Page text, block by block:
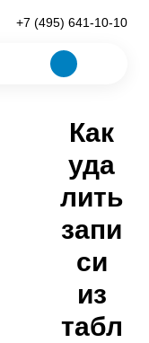
+7 (495) 641-10-10
Как
уда
лить
запи
си
из
табл